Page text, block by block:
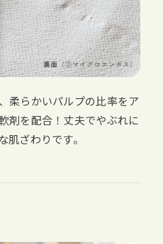
柔らかいパルプの比率をア
剤を配合！丈夫でやぶれに
肌ざわりです。